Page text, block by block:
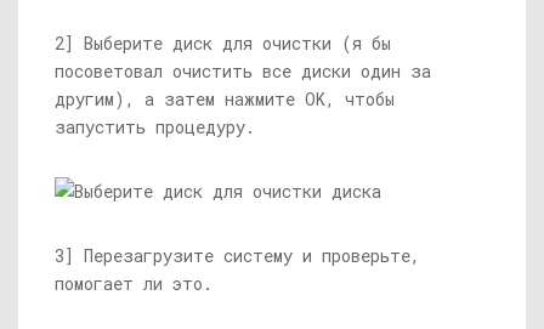
2] Выберите диск для очистки (я бы
посоветовал очистить все диски один за
другим), а затем нажмите OK, чтобы
запустить процедуру.
3] Перезагрузите систему и проверьте,
помогает ли это.